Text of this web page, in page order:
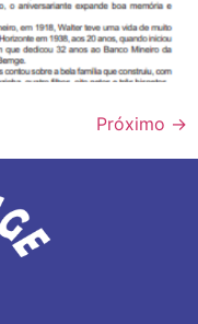
Próximo →